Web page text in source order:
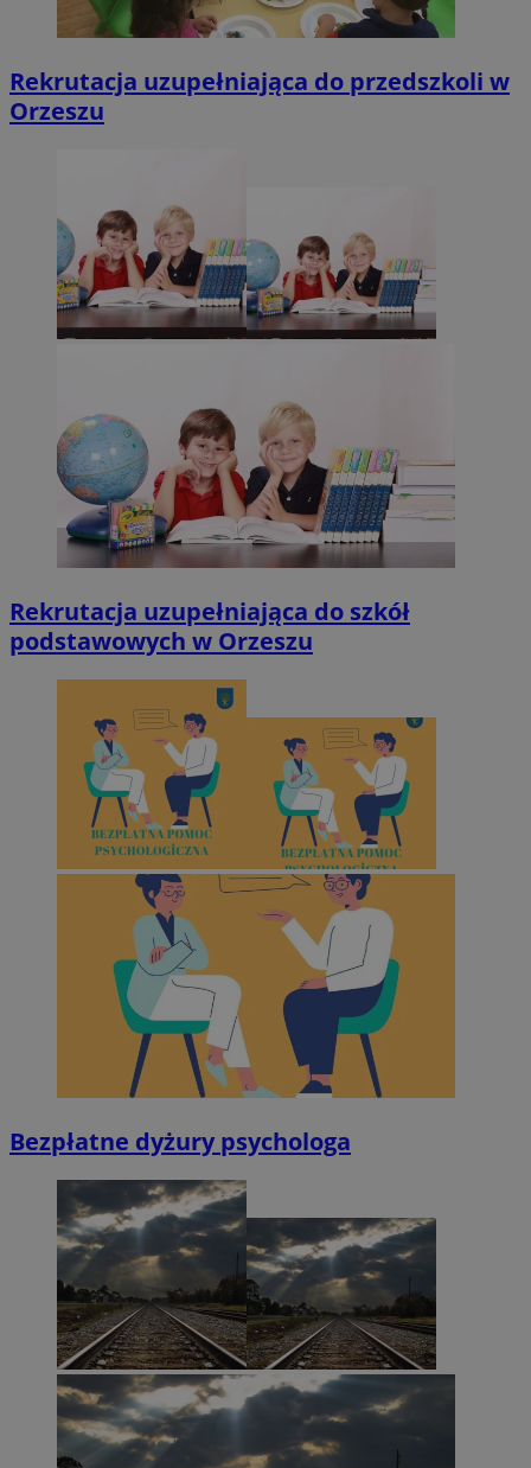
Rekrutacja uzupełniająca do przedszkoli w
Orzeszu
Rekrutacja uzupełniająca do szkół
podstawowych w Orzeszu
Bezpłatne dyżury psychologa